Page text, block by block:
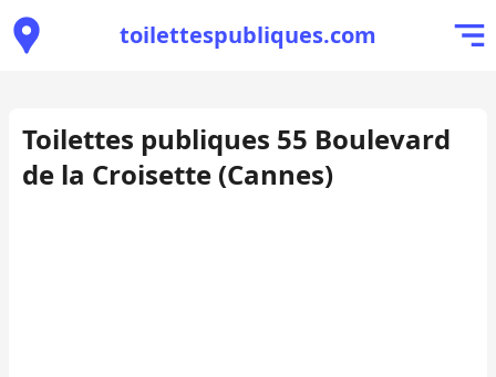
toilettespubliques.com
Toilettes publiques 55 Boulevard
de la Croisette (Cannes)